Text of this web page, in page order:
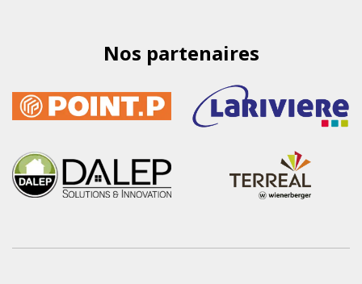
Nos partenaires